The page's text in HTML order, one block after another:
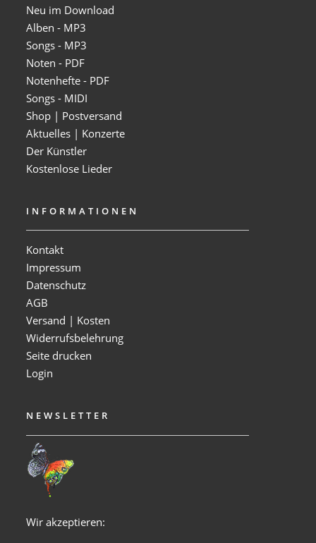
Neu im Download
Alben - MP3
Songs - MP3
Noten - PDF
Notenhefte - PDF
Songs - MIDI
Shop | Postversand
Aktuelles | Konzerte
Der Künstler
Kostenlose Lieder
INFORMATIONEN
Kontakt
Impressum
Datenschutz
AGB
Versand | Kosten
Widerrufsbelehrung
Seite drucken
Login
NEWSLETTER
Wir akzeptieren: